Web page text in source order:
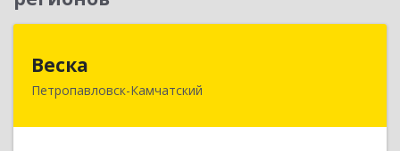
Веска
Петропавловск-Камчатский
683031, Камчатский край, Петропавловск-